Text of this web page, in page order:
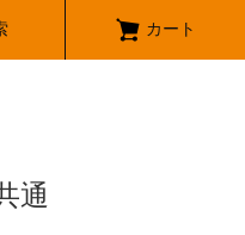
カート
通